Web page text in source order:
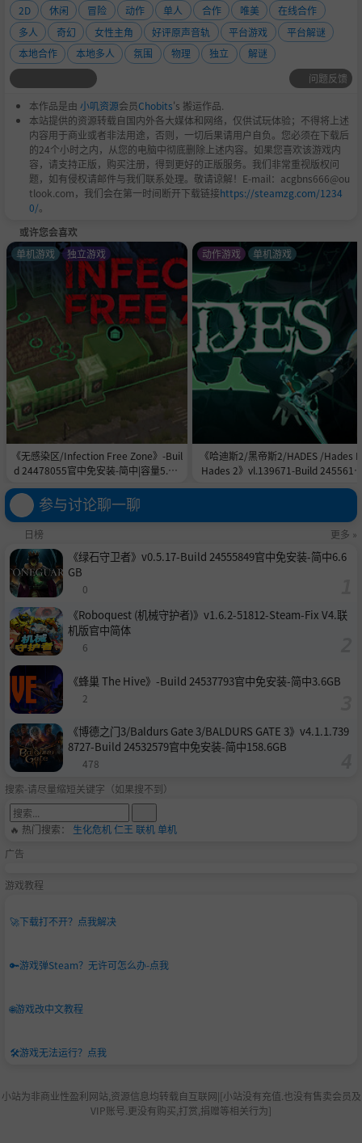
*请注意，Trine 不能在大多数英特尔集成显卡芯片
组上运行。
TRINE 的系统要求
操作系统：
Windows XP，Windows Vista 或者 Wind
ows 7、Windows10
处理器：2.0 GHz 处理器（推荐双核处理器）
内存：512 MB (XP)、1 GB (Vista)
硬盘所需空间：600 MB
DirectX®：9.0c
声卡：DirectX 兼容声卡（非必需）
附加项：合作游戏需要手柄。*请注意魔幻三杰无法运
行于大多数英特尔集成显示芯片。
2D 休闲 冒险 动作 单人 合作 唯美
在线合作
多人
奇幻 女性主角 好评原声音轨 平台游戏
平台解谜
本地合作
本地多人 氛围 物理 独立
解谜
问题反馈
本作品是由 小叽资源会员Chobits's 搬运作品.
本站提供的资源转载自国内外各大媒体和网络，仅供试玩体验；不得将上述
内容用于商业或者非法用途，否则，一切后果请用户自负。您必须在下载后
的24个小时之内，从您的电脑中彻底删除上述内容。如果您喜欢该游戏内
容，请支持正版，购买注册，得到更好的正版服务。我们非常重视版权问
题，如有侵权请邮件与我们联系处理。敬请谅解！E-mail：acgbns666@ou
tlook.com，我们会在第一时间断开下载链接https://steamzg.com/1234
0/。
或许您会喜欢
《无感染区/Infection Free Zone》-Buil
d 24478055官中免安装-简中|容量5.8G
单机游戏 独立游戏
《哈迪斯2/黑帝斯2/HADES /Hades
Hades 2》vl.139671-Build
动作游戏 单机游戏
参与讨论聊一聊
日榜 更多 »
《绿石守卫者》v0.5.17-Build 24555849官中免安装-简中6.6
GB
0
《Roboquest (机械守护者)》v1.6.2-51812-Steam-Fix V4.联
机版官中简体
6
《蜂巢 The Hive》-Build 24537793官中免安装-简中3.6GB
2
《博德之门3/Baldurs Gate 3/BALDURS GATE 3》v4.1.1.739
8727-Build 24532579官中免安装-简中158.6GB
478
搜索-请尽量缩短关键字（如果搜不到）
🔥 热门搜索： 生化危机仁王 联机单机
广告
游戏教程
🚀下载打不开？点我解决
🔑游戏弹Steam？无许可怎么办-点我
🌐游戏改中文教程
🛠️游戏无法运行？点我
小站为非商业性盈利网站,资源信息均转载自互联网|[小站没有充值.也没有售卖会员及
VIP账号.更没有购买,打赏,捐赠等相关行为]